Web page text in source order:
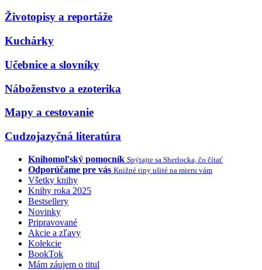
Životopisy a reportáže
Kuchárky
Učebnice a slovníky
Náboženstvo a ezoterika
Mapy a cestovanie
Cudzojazyčná literatúra
Knihomoľský pomocník Spýtajte sa Sherlocka, čo čítať
Odporúčame pre vás Knižné tipy ušité na mieru vám
Všetky knihy
Knihy roka 2025
Bestsellery
Novinky
Pripravované
Akcie a zľavy
Kolekcie
BookTok
Mám záujem o titul